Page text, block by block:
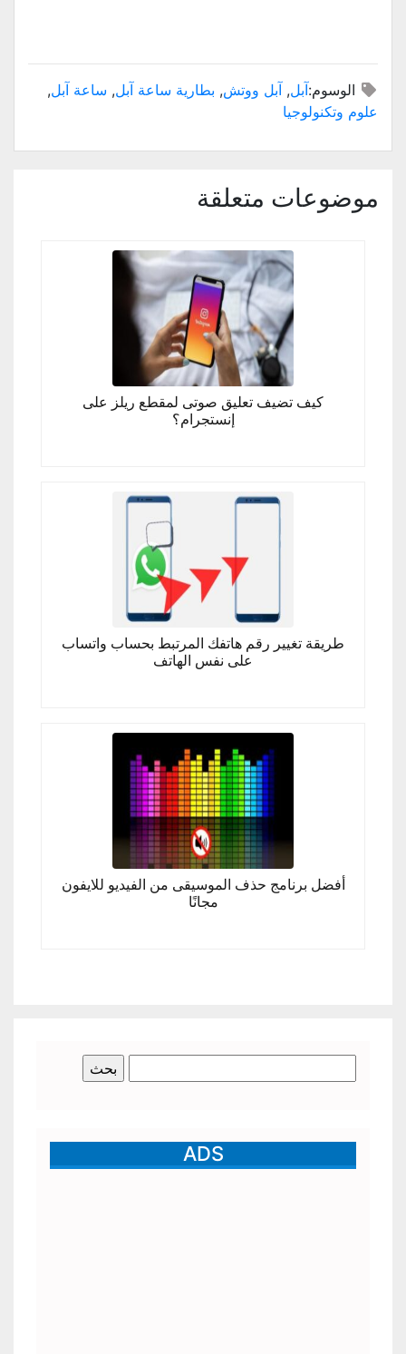
الوسوم:آبل, آبل ووتش, بطارية ساعة آبل, ساعة آبل,
علوم وتكنولوجيا
موضوعات متعلقة
كيف تضيف تعليق صوتى لمقطع ريلز على
إنستجرام؟
طريقة تغيير رقم هاتفك المرتبط بحساب واتساب
على نفس الهاتف
أفضل برنامج حذف الموسيقى من الفيديو للايفون
مجانًا
عن:
ADS